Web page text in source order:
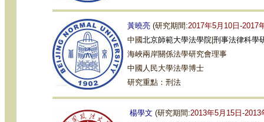
黃曉亮 (研究期間:2017年5月10日-2017
中國北京師範大學法學院 刑事法律科學
海峽兩岸關係法學研究會理事
中國人民大學法學博士
研究重點：刑法
楊學文 (研究期間:2013年5月15日-2013